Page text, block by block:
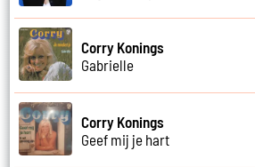
Corry Konings
Gabrielle
Corry Konings
Geef mij je hart